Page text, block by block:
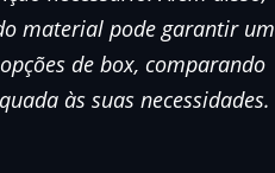
material pode garantir um
de box, comparando
às suas necessidades.